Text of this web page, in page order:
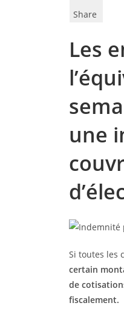
Share
Les
une
Si toutes les
certain
de
fiscalement.